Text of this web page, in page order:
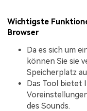
Wichtigste
Browser
Da es sich um
können Sie sie
Speicherplatz
Das Tool bietet
des Sounds.